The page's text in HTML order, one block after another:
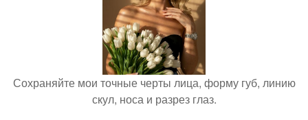
Сохраняйте мои точные черты лица, форму губ, линию
скул, носа и разрез глаз.